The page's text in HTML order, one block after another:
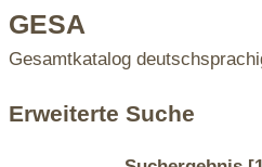
GESA
Gesamtkatalog
Erweiterte Suche